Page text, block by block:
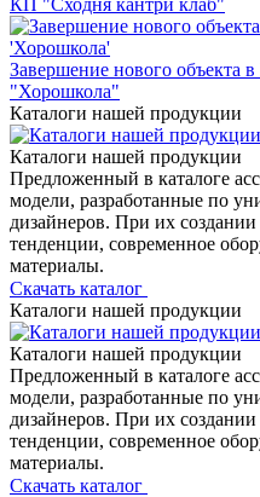
Завершение нового объекта
"Хорошкола"
Каталоги нашей продукции
Каталоги нашей продукции
Предложенный в каталоге
модели, разработанные по
дизайнеров. При их
тенденции, современное
материалы.
Скачать каталог
Каталоги нашей продукции
Каталоги нашей продукции
Предложенный в каталоге
модели, разработанные по
дизайнеров. При их
тенденции, современное
материалы.
Скачать каталог